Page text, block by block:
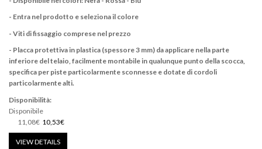
- Entra nel prodotto e seleziona il colore
- Viti di fissaggio comprese nel prezzo
- Placca protettiva in plastica (spessore 3 mm) da applicare nella parte
inferiore del telaio, facilmente montabile in qualunque punto della scocca,
specifica per piste particolarmente sconnesse e dotate di cordoli
particolarmente alti.
Disponibilità:
Disponibile
11,08€ 10,53€
VIEW DETAILS